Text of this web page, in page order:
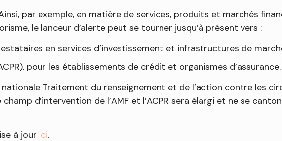
par exemple, en matière de services, produits et marchés
le lanceur d’alerte peut se tourner jusqu’à présent vers :
en services d’investissement et infrastructures de
pour les établissements de crédit et organismes d’assurance.
Traitement du renseignement et de l’action contre les
d’intervention de l’AMF et l’ACPR sera élargi et ne se
à jour ici.